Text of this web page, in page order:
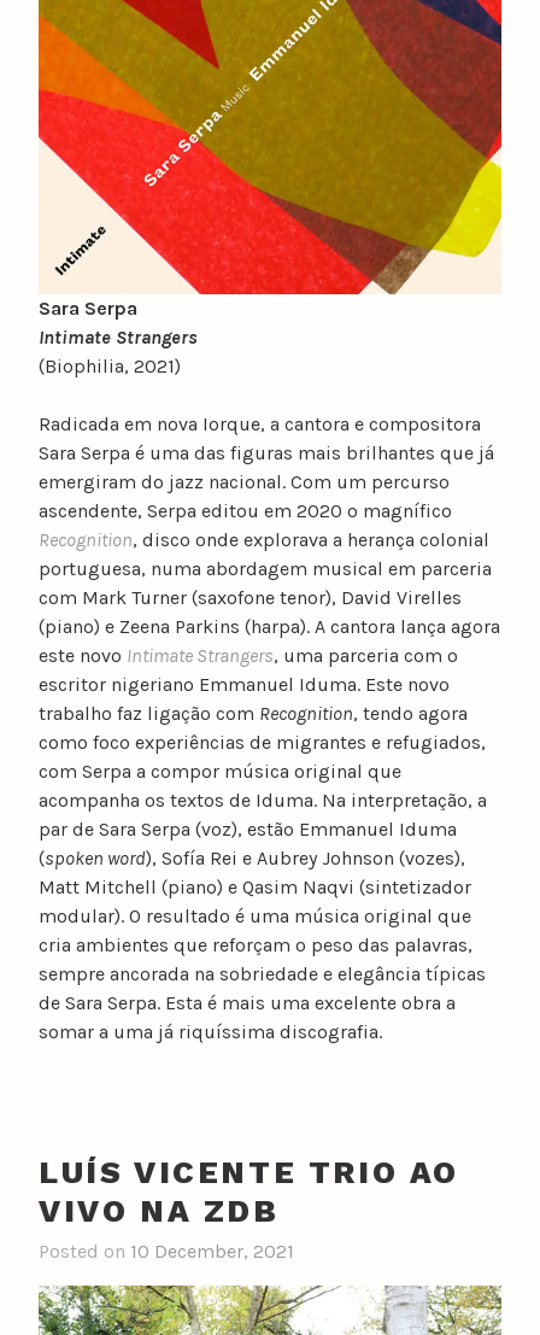
Sara Serpa
Intimate Strangers
(Biophilia, 2021)
Radicada em nova Iorque, a cantora e compositora
Sara Serpa é uma das figuras mais brilhantes que já
emergiram do jazz nacional. Com um percurso
ascendente, Serpa editou em 2020 o magnífico
Recognition, disco onde explorava a herança colonial
portuguesa, numa abordagem musical em parceria
com Mark Turner (saxofone tenor), David Virelles
(piano) e Zeena Parkins (harpa). A cantora lança agora
este novo Intimate Strangers, uma parceria com o
escritor nigeriano Emmanuel Iduma. Este novo
trabalho faz ligação com Recognition, tendo agora
como foco experiências de migrantes e refugiados,
com Serpa a compor música original que
acompanha os textos de Iduma. Na interpretação, a
par de Sara Serpa (voz), estão Emmanuel Iduma
(spoken word), Sofía Rei e Aubrey Johnson (vozes),
Matt Mitchell (piano) e Qasim Naqvi (sintetizador
modular). O resultado é uma música original que
cria ambientes que reforçam o peso das palavras,
sempre ancorada na sobriedade e elegância típicas
de Sara Serpa. Esta é mais uma excelente obra a
somar a uma já riquíssima discografia.
LUÍS VICENTE TRIO AO
VIVO NA ZDB
Posted on 10 December, 2021